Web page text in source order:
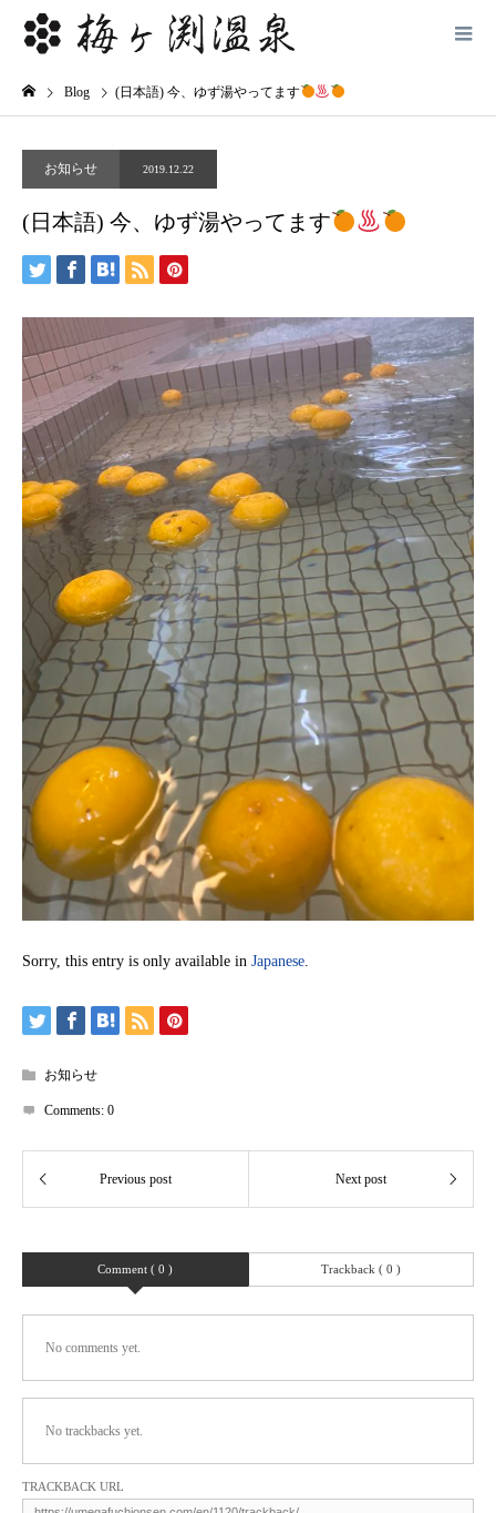
Blog (日本語) 今、ゆず湯やってます
お知らせ 2019.12.22
(日本語) 今、ゆず湯やってます
Sorry, this entry is only available in Japanese.
お知らせ
Comments: 0
Comment ( 0 ) Trackback ( 0 )
No comments yet.
No trackbacks yet.
TRACKBACK URL